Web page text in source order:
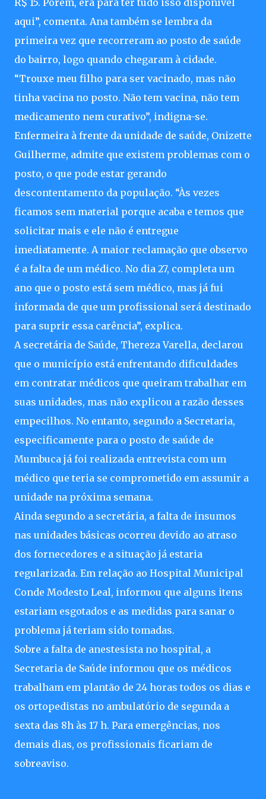
R$ 15. Porém, era para ter tudo isso disponível
aqui”, comenta. Ana também se lembra da
primeira vez que recorreram ao posto de saúde
do bairro, logo quando chegaram à cidade.
“Trouxe meu filho para ser vacinado, mas não
tinha vacina no posto. Não tem vacina, não tem
medicamento nem curativo”, indigna-se.
Enfermeira à frente da unidade de saúde, Onizette
Guilherme, admite que existem problemas com o
posto, o que pode estar gerando
descontentamento da população. “Às vezes
ficamos sem material porque acaba e temos que
solicitar mais e ele não é entregue
imediatamente. A maior reclamação que observo
é a falta de um médico. No dia 27, completa um
ano que o posto está sem médico, mas já fui
informada de que um profissional será destinado
para suprir essa carência”, explica.
A secretária de Saúde, Thereza Varella, declarou
que o município está enfrentando dificuldades
em contratar médicos que queiram trabalhar em
suas unidades, mas não explicou a razão desses
empecilhos. No entanto, segundo a Secretaria,
especificamente para o posto de saúde de
Mumbuca já foi realizada entrevista com um
médico que teria se comprometido em assumir a
unidade na próxima semana.
Ainda segundo a secretária, a falta de insumos
nas unidades básicas ocorreu devido ao atraso
dos fornecedores e a situação já estaria
regularizada. Em relação ao Hospital Municipal
Conde Modesto Leal, informou que alguns itens
estariam esgotados e as medidas para sanar o
problema já teriam sido tomadas.
Sobre a falta de anestesista no hospital, a
Secretaria de Saúde informou que os médicos
trabalham em plantão de 24 horas todos os dias e
os ortopedistas no ambulatório de segunda a
sexta das 8h às 17 h. Para emergências, nos
demais dias, os profissionais ficariam de
sobreaviso.